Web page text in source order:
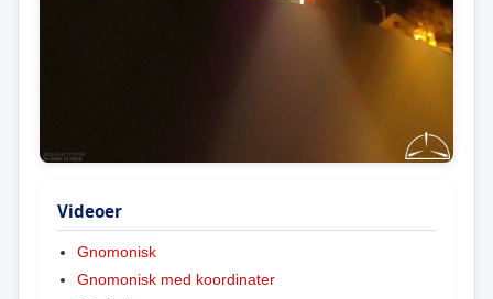
Videoer
Gnomonisk
Gnomonisk med koordinater